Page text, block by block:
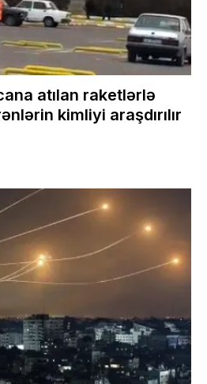
atılan raketlərlə
kimliyi araşdırılır